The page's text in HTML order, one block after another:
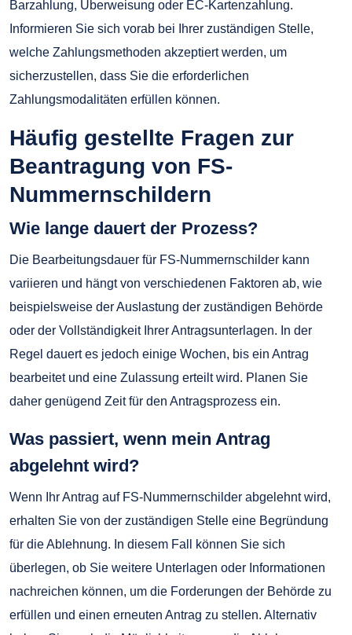
Barzahlung, Überweisung oder EC-Kartenzahlung.
Informieren Sie sich vorab bei Ihrer zuständigen Stelle,
welche Zahlungsmethoden akzeptiert werden, um
sicherzustellen, dass Sie die erforderlichen
Zahlungsmodalitäten erfüllen können.
Häufig gestellte Fragen zur
Beantragung von FS-
Nummernschildern
Wie lange dauert der Prozess?
Die Bearbeitungsdauer für FS-Nummernschilder kann
variieren und hängt von verschiedenen Faktoren ab, wie
beispielsweise der Auslastung der zuständigen Behörde
oder der Vollständigkeit Ihrer Antragsunterlagen. In der
Regel dauert es jedoch einige Wochen, bis ein Antrag
bearbeitet und eine Zulassung erteilt wird. Planen Sie
daher genügend Zeit für den Antragsprozess ein.
Was passiert, wenn mein Antrag
abgelehnt wird?
Wenn Ihr Antrag auf FS-Nummernschilder abgelehnt wird,
erhalten Sie von der zuständigen Stelle eine Begründung
für die Ablehnung. In diesem Fall können Sie sich
überlegen, ob Sie weitere Unterlagen oder Informationen
nachreichen können, um die Forderungen der Behörde zu
erfüllen und einen erneuten Antrag zu stellen. Alternativ